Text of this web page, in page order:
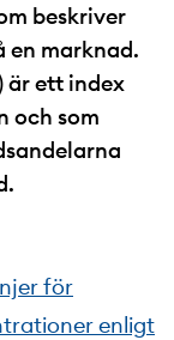
beskriver
en marknad.
är ett index
och som
för
enligt